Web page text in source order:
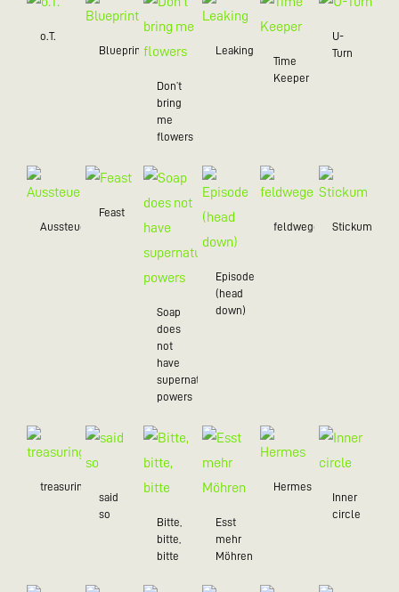
o.T.
Blueprint
Don’t
bring
me
flowers
Leaking
Time
Keeper
U-
Turn
Aussteuer
Feast
Soap
does
not
have
supernatural
powers
Episode
(head
down)
feldwegein Stickum
treasuring
said
so
Bitte,
bitte,
bitte
Esst
mehr
Möhren
Hermes
Inner
circle